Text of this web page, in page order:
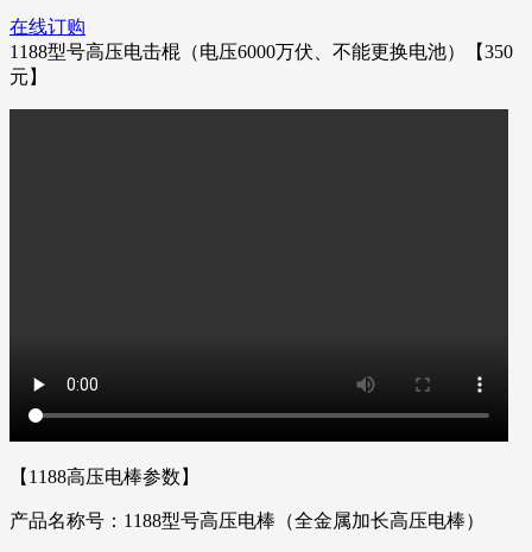
在线订购
1188型号高压电击棍（电压6000万伏、不能更换电池）【350
元】
【1188高压电棒参数】
产品名称号：1188型号高压电棒（全金属加长高压电棒）